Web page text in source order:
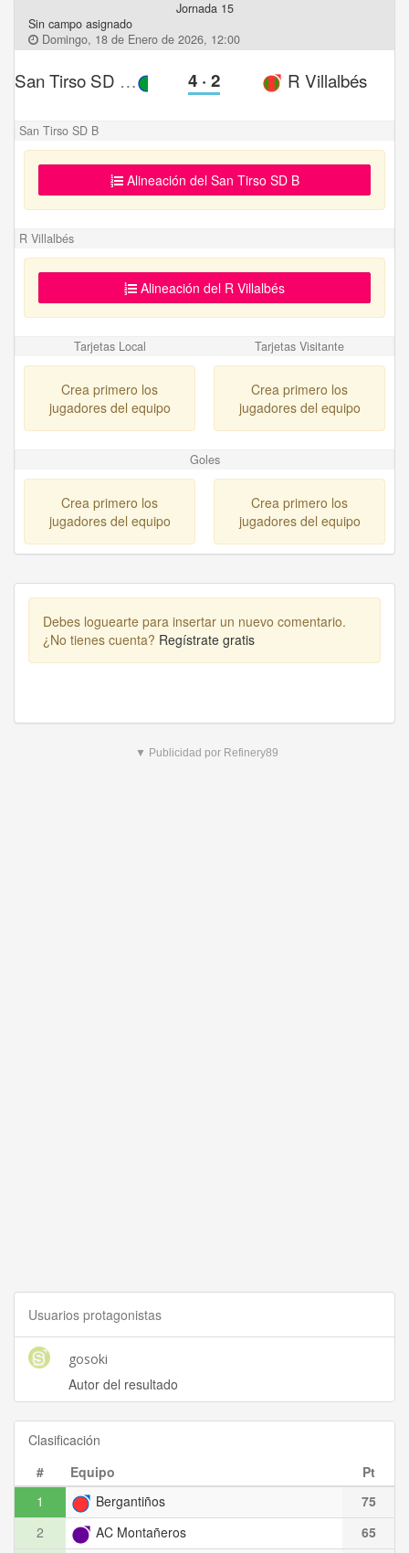
Jornada 15
Sin campo asignado
Domingo, 18 de Enero de 2026, 12:00
San Tirso SD B 4 ·2 R Villalbés
San Tirso SD B
Alineación del San Tirso SD B
R Villalbés
Alineación del R Villalbés
Tarjetas Local Tarjetas Visitante
Crea primero los
jugadores del equipo
Crea primero los
jugadores del equipo
Goles
Crea primero los
jugadores del equipo
Crea primero los
jugadores del equipo
Debes loguearte para insertar un nuevo comentario.
¿No tienes cuenta? Regístrate gratis
▼ Publicidad por Refinery89
Usuarios protagonistas
gosoki
Autor del resultado
Clasificación
#
Equipo
Pt
1
Bergantiños
75
2
AC Montañeros
65